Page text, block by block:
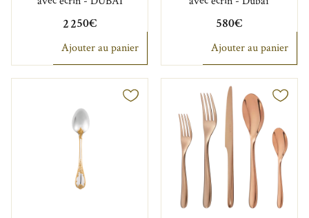
2 250€
Ajouter au panier
580€
Ajouter au panier